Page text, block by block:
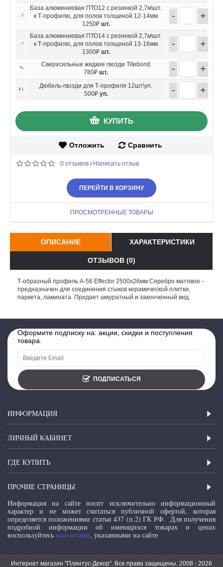
База алюминиевая ПТО12 с резинкой 2,7м\шт.
к Т-профилю, для полов толщиной 12-14мм
1250₽ шт.
- +
База алюминиевая ПТО14 с резинкой 2,7м\шт.
к Т-профилю, для полов толщиной 13-16мм
1300₽ шт.
- +
Сверхсильные жидкие гвозди Titebond
780₽ шт. - +
Дюбель-гвозди для Т-профиля 12шт\уп.
500₽ уп. - +
КУПИТЬ
Отложить Сравнить
0 отзывов / Написать отзыв
ПЕРЕЙТИ В КОРЗИНУ
ПРОСМОТРЕННЫЕ ТОВАРЫ
ОПИСАНИЕ ХАРАКТЕРИСТИКИ
ОТЗЫВОВ (0)
Т-образный профиль А-56 Effector 2500х26мм Серебро матовое -
предназначен для соединения стыков керамической плитки,
паркета, ламината. Придает аккуратный и законченный вид.
Оформите подписку на: акции, скидки и поступления
товара.
ПОДПИСАТЬСЯ
ИНФОРМАЦИЯ
ЛИЧНЫЙ КАБИНЕТ
ГДЕ КУПИТЬ
ПРОЧИЕ СТРАНИЦЫ
Информация на сайте носит исключительно информационный
характер и не может считаться публичной офертой, которая
определяется положениями статьи 437 (п.2) ГК РФ. Для получения
подробной информации об имеющихся товарах и ценах
воспользуйтесь контактами, указанными на сайте
Интернет магазин "Плинтус-Декор". Все права защищены. 2008 - 2026